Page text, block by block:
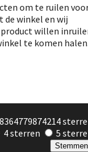
om te ruilen
de winkel en wij
willen
te komen
4 sterren 5
Stemmen